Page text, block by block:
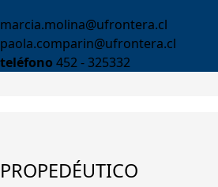
marcia.molina@ufrontera.cl
paola.comparin@ufrontera.cl
teléfono 452 - 325332
PROPEDÉUTICO